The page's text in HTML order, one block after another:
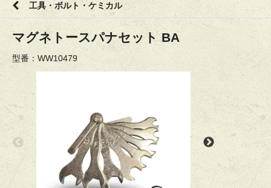
工具・ボルト・ケミカル
マグネトースパナセット BA
型番：WW10479